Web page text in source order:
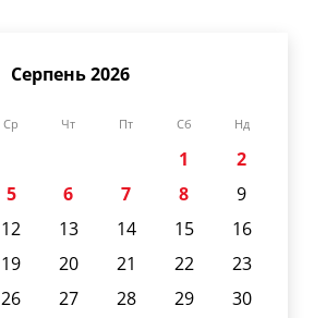
Серпень 2026
Ср Чт Пт Сб Нд
1
2
5 6 7 8
9
12 13 14 15
16
19 20 21 22
23
26 27 28 29
30